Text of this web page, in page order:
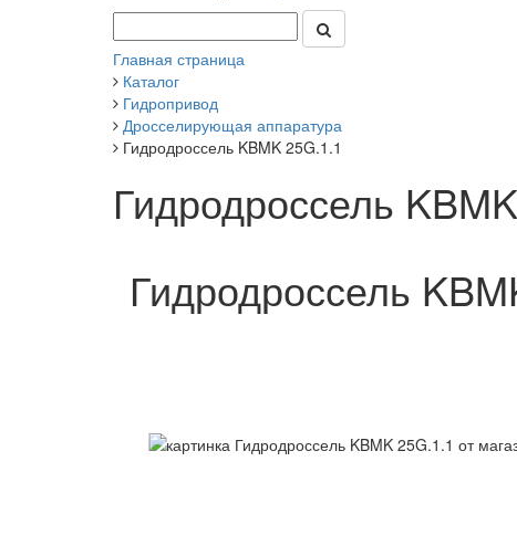
Главная страница
Каталог
Гидропривод
Дросселирующая аппаратура
Гидродроссель KBMK 25G.1.1
Гидродроссель
Гидродроссель